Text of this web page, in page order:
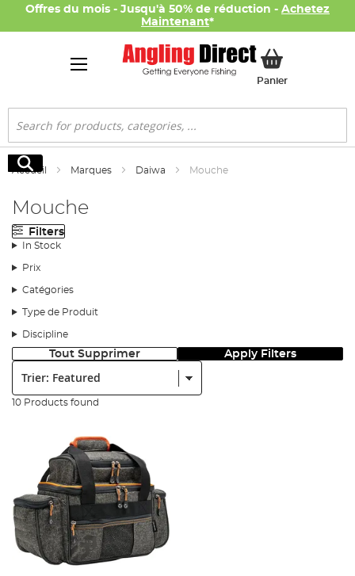
Offres du mois - Jusqu'à 50% de réduction - Achetez
Maintenant*
PanierMon panier
Rechercher
Rechercher
Accueil Marques Daiwa Mouche
Mouche
Filters
In Stock
Prix
Catégories
Type de Produit
Discipline
Tout Supprimer Apply Filters
10 Products found